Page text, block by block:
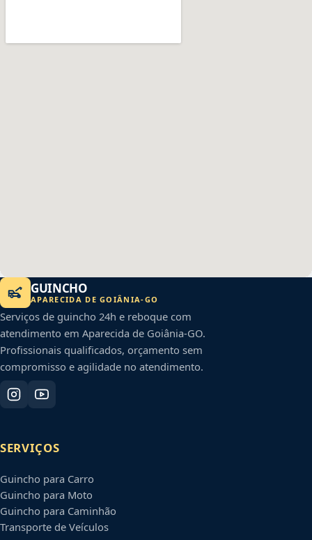
GUINCHO
APARECIDA DE GOIÂNIA-GO
Serviços de guincho 24h e reboque com
atendimento em Aparecida de Goiânia-GO.
Profissionais qualificados, orçamento sem
compromisso e agilidade no atendimento.
SERVIÇOS
Guincho para Carro
Guincho para Moto
Guincho para Caminhão
Transporte de Veículos